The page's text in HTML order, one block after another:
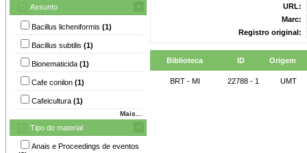
Assunto
Bacillus licheniformis (1)
Bacillus subtilis (1)
Bionematicida (1)
Cafe conilon (1)
Cafeicultura (1)
Mais...
Tipo do material
Anais e Proceedings de eventos
URL:
Marc:
Registro original:
Biblioteca ID Origem
BRT - MI 22788 - 1 UMT